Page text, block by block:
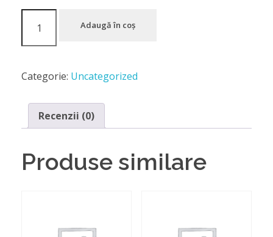
Adaugă în coș
Categorie: Uncategorized
Recenzii (0)
Produse similare